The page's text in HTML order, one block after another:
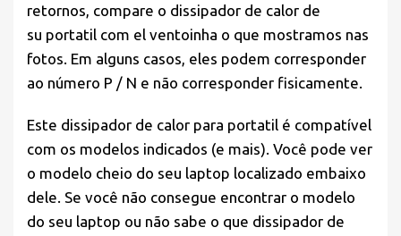
retornos, compare o dissipador de calor de
su portatil com el ventoinha o que mostramos nas
fotos. Em alguns casos, eles podem corresponder
ao número P / N e não corresponder fisicamente.
Este dissipador de calor para portatil é compatível
com os modelos indicados (e mais). Você pode ver
o modelo cheio do seu laptop localizado embaixo
dele. Se você não consegue encontrar o modelo
do seu laptop ou não sabe o que dissipador de